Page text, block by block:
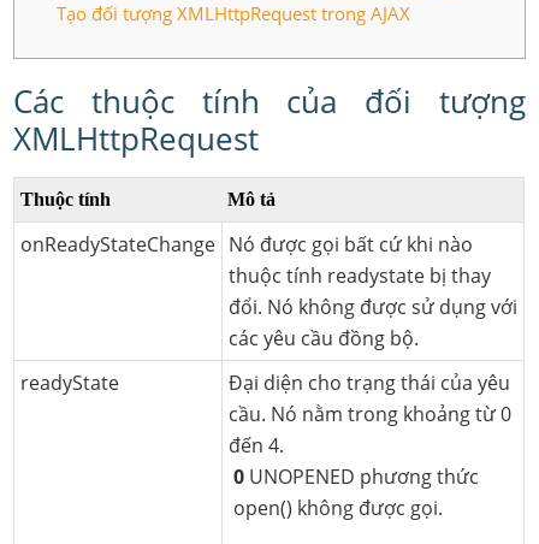
Tạo đối tượng XMLHttpRequest trong AJAX
Các thuộc tính của đối tượng
XMLHttpRequest
Thuộc tính Mô tả
onReadyStateChange Nó được gọi bất cứ khi nào
thuộc tính readystate bị thay
đổi. Nó không được sử dụng với
các yêu cầu đồng bộ.
readyState
Đại diện cho trạng thái của yêu
cầu. Nó nằm trong khoảng từ 0
đến 4.
0UNOPENED phương thức
open() không được gọi.